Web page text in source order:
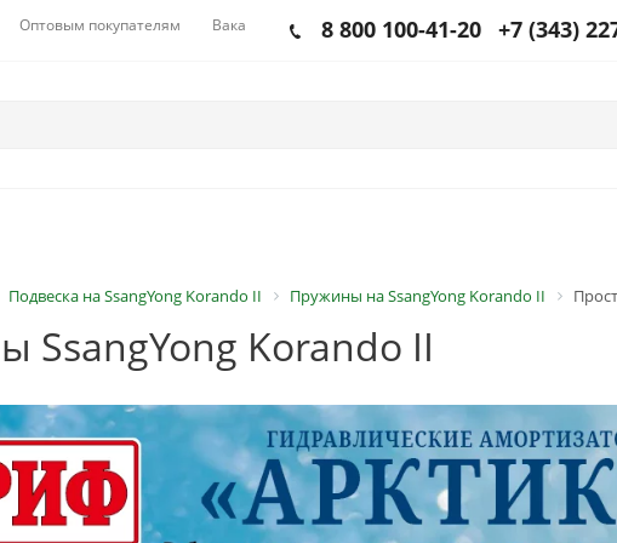
Оптовым покупателям Вакансии 8 800 100-41-20 +7 (343)
Подвеска на SsangYong Korando II Пружины на SsangYong Korando II
SsangYong Korando II